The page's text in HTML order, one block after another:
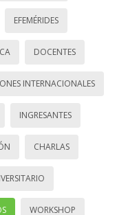
EFEMÉRIDES
DOCENTES
INTERNACIONALES
INGRESANTES
CHARLAS
WORKSHOP